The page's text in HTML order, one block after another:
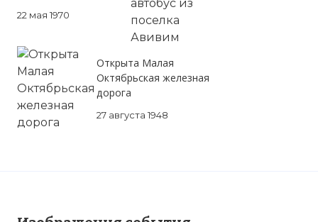
22 мая 1970
Открыта Малая
Октябрьская железная
дорога
27 августа 1948